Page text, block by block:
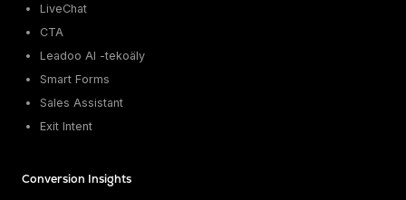
LiveChat
CTA
Leadoo AI -tekoäly
Smart Forms
Sales Assistant
Exit Intent
Conversion Insights